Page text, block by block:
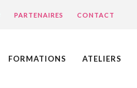
PARTENAIRES CONTACT
FORMATIONS ATELIERS